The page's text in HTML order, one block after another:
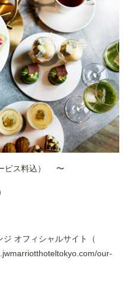
ビス料込） 〜
オフィシャルサイト（
our-